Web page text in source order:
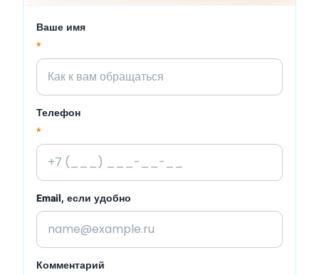
Ваше имя
*
Телефон
*
Email, если удобно
Комментарий